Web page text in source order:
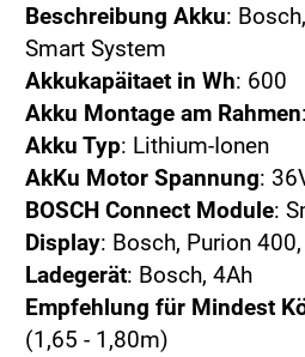
Beschreibung Akku:
Smart System
Akkukapäitaet in Wh: 600
Akku Montage am Rahmen
Akku Typ: Lithium-Ionen
AkKu Motor Spannung:
BOSCH Connect Module:
Display: Bosch, Purion
Ladegerät: Bosch, 4Ah
Empfehlung für Mindest
(1,65 - 1,80m)